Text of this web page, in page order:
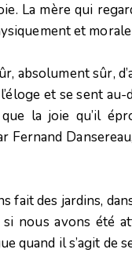
La mère qui
et
absolument sûr,
et se sent
la joie qu’il
Fernand
fait des jardins,
nous avons été
quand il s’agit de